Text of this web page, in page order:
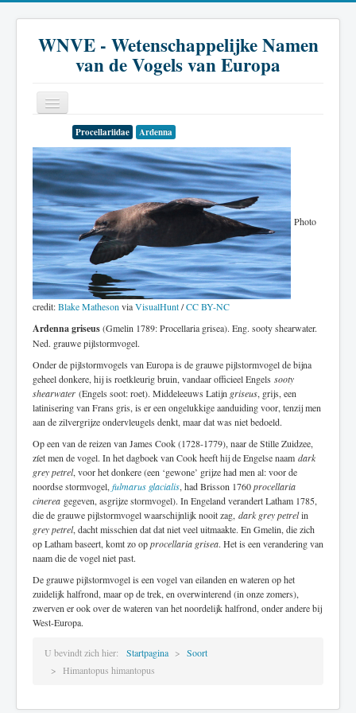
WNVE - Wetenschappelijke Namen
van de Vogels van Europa
Inleiding
Soort
Genus
Familie
Historie
Literatuur
Procellariidae Ardenna
Photo
credit:Blake Matheson viaVisualHunt/CC BY-NC
Ardenna griseus(Gmelin 1789: Procellaria grisea). Eng. sooty shearwater.
Ned. grauwe pijlstormvogel.
Onder de pijlstormvogels van Europa is de grauwe pijlstormvogel de bijna
geheel donkere, hij is roetkleurig bruin, vandaar officieel Engels sooty
shearwater (Engels soot: roet). Middeleeuws Latijn griseus, grijs, een
latinisering van Frans gris, is er een ongelukkige aanduiding voor, tenzij men
aan de zilvergrijze ondervleugels denkt, maar dat was niet bedoeld.
Op een van de reizen van James Cook (1728-1779), naar de Stille Zuidzee,
zíet men de vogel. In het dagboek van Cook heeft hij de Engelse naam dark
grey petrel, voor het donkere (een ‘gewone’ grijze had men al: voor de
noordse stormvogel, fulmarus glacialis, had Brisson 1760procellaria
cinerea gegeven, asgrijze stormvogel). In Engeland verandert Latham 1785,
die de grauwe pijlstormvogel waarschijnlijk nooit zag, dark grey petrelin
grey petrel, dacht misschien dat dat niet veel uitmaakte. En Gmelin, die zich
op Latham baseert, komt zo opprocellaria grisea. Het is een verandering van
naam die de vogel niet past.
De grauwe pijlstormvogel is een vogel van eilanden en wateren op het
zuidelijk halfrond, maar op de trek, en overwinterend (in onze zomers),
zwerven er ook over de wateren van het noordelijk halfrond, onder andere bij
West-Europa.
U bevindt zich hier: Startpagina
Soort
Himantopus himantopus